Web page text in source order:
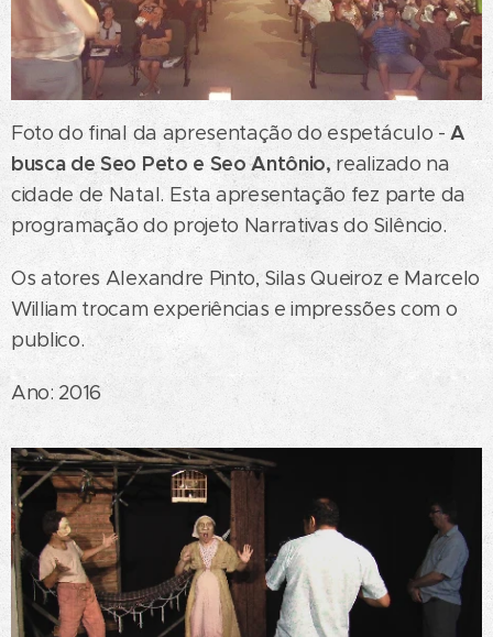
Foto do final da apresentação do espetáculo -A
busca de Seo Peto e Seo Antônio,realizado na
cidade de Natal. Esta apresentação fez parte da
programação do projeto Narrativas do Silêncio.
Os atores Alexandre Pinto, Silas Queiroz e Marcelo
William trocam experiências e impressões com o
publico.
Ano: 2016